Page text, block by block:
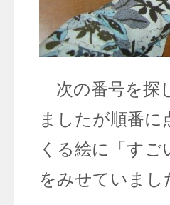
次の番号を探
ましたが順番
くる絵に「す
をみせていまし